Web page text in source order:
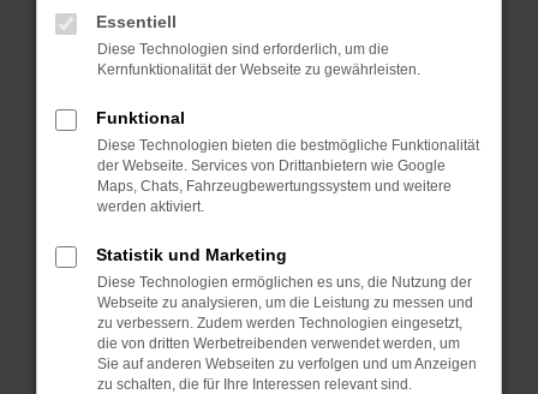
Prüfe deine Browsererweiterungen.
Manche Erweiterungen, wie Werbeblocker,
können das Laden bestimmter Seiten
anderen Browser oder in einem privaten
Fenster?
Starte dein Gerät neu.
vorübergehende Probleme zu beheben.
Stelle sicher, dass dein Browser und dein
Betriebssystem auf dem neuesten Stand
sind.
Veraltete Software birgt nicht nur ein
Essentiell
Diese Technologien sind erforderlich, um die
Kernfunktionalität der Webseite zu gewährleisten.
Funktional
Diese Technologien bieten die bestmögliche Funktionalität
der Webseite. Services von Drittanbietern wie Google
Maps, Chats, Fahrzeugbewertungssystem und weitere
werden aktiviert.
Statistik und Marketing
Diese Technologien ermöglichen es uns, die Nutzung der
Webseite zu analysieren, um die Leistung zu messen und
zu verbessern. Zudem werden Technologien eingesetzt,
die von dritten Werbetreibenden verwendet werden, um
Sie auf anderen Webseiten zu verfolgen und um Anzeigen
zu schalten, die für Ihre Interessen relevant sind.